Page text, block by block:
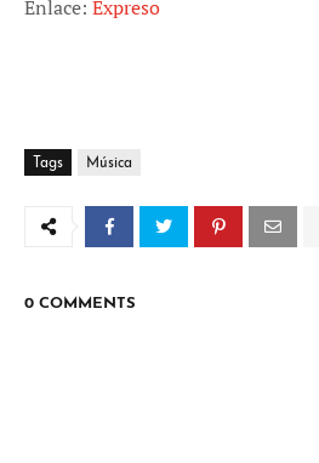
Enlace: Expreso
Tags Música
0 COMMENTS